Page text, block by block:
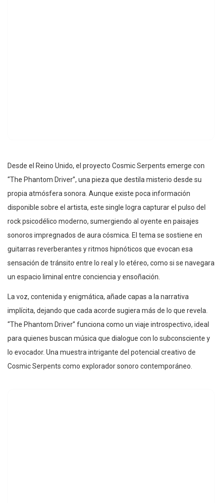
Desde el Reino Unido, el proyecto Cosmic Serpents emerge con
“The Phantom Driver”, una pieza que destila misterio desde su
propia atmósfera sonora. Aunque existe poca información
disponible sobre el artista, este single logra capturar el pulso del
rock psicodélico moderno, sumergiendo al oyente en paisajes
sonoros impregnados de aura cósmica. El tema se sostiene en
guitarras reverberantes y ritmos hipnóticos que evocan esa
sensación de tránsito entre lo real y lo etéreo, como si se navegara
un espacio liminal entre conciencia y ensoñación.
La voz, contenida y enigmática, añade capas a la narrativa
implícita, dejando que cada acorde sugiera más de lo que revela.
“The Phantom Driver” funciona como un viaje introspectivo, ideal
para quienes buscan música que dialogue con lo subconsciente y
lo evocador. Una muestra intrigante del potencial creativo de
Cosmic Serpents como explorador sonoro contemporáneo.